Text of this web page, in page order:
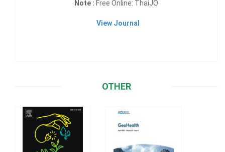
Note : Free Online: ThaiJO
View Journal
OTHER